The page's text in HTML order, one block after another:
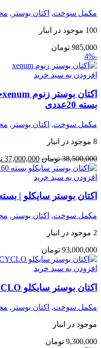
مکمل سوخت, اکتان بوستر ,
100 موجود در انبار
985,000 تومان
-4%
افزودن به سبد خرید
بسته 20عددی
مکمل سوخت, اکتان بوستر ,
8 موجود در انبار
38,500,000 تومان 37,000,000
افزودن به سبد خرید
اکتان بوستر سایکلو | بسته 60 عددی مکمل
مکمل سوخت, اکتان بوستر ,
2 موجود در انبار
93,000,000 تومان
افزودن به سبد خرید
اکتان بوستر سایکلو CYCLO | بسته 6 عددی
مکمل سوخت, اکتان بوستر ,
موجود در انبار
9,300,000 تومان